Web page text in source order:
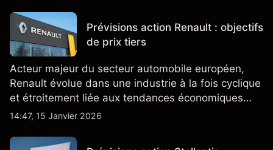
Prévisions action Renault : objectifs
de prix tiers
Acteur majeur du secteur automobile européen,
Renault évolue dans une industrie à la fois cyclique
et étroitement liée aux tendances économiques
générales.
14:47, 15 Janvier 2026